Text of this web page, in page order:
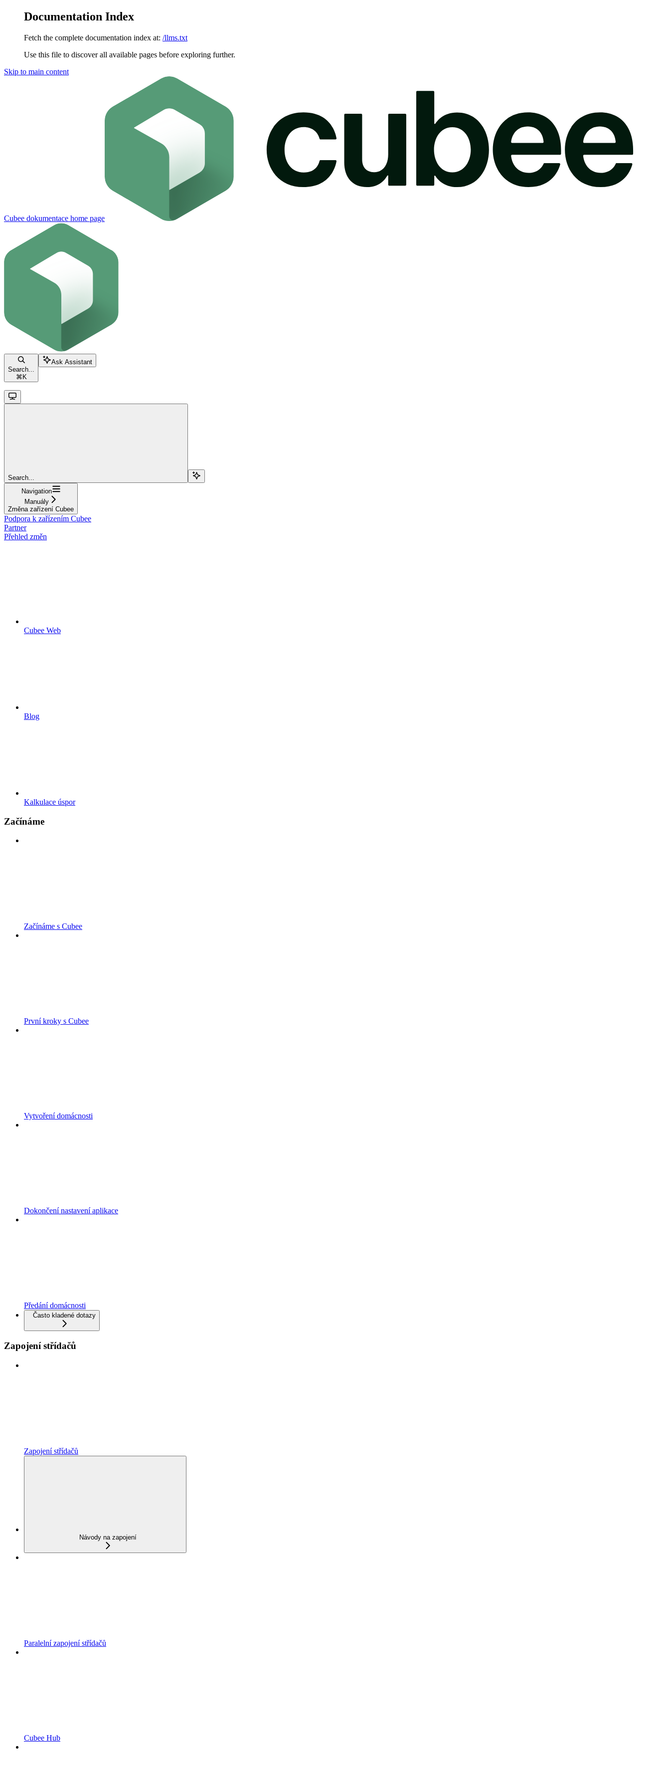
Documentation Index
Fetch the complete documentation index at: /llms.txt
Use this file to discover all available pages before exploring further.
Skip to main content
Cubee dokumentace home page
Search...
⌘ K
Ask Assistant
Search...
Navigation
Manuály
Změna zařízení Cubee
Podpora k zařízením Cubee
Partner
Přehled změn
Cubee Web
Blog
Kalkulace úspor
Začínáme
Začínáme s Cubee
První kroky s Cubee
Vytvoření domácnosti
Dokončení nastavení aplikace
Předání domácnosti
Často kladené dotazy
Zapojení střídačů
Zapojení střídačů
Návody na zapojení
Paralelní zapojení střídačů
Cubee Hub